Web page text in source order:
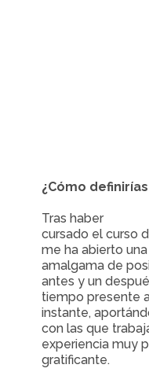
¿Cómo
Tras haber
cursado el curso
me ha abierto una
amalgama de
antes y un
tiempo presente
instante,
con las que
experiencia muy
gratificante.